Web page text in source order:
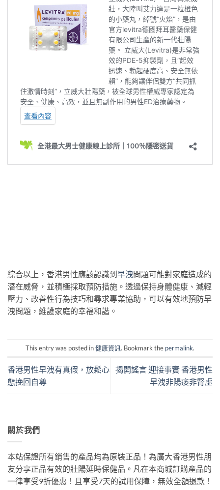
綜合以上，香港男性應該認識到 早洩問題可能對家庭造成的
潛在威脅，並積極採取預防措施。透過保持身體健康、減輕
壓力、改善性行為技巧和尋求專業協助，可以有效地預防早
洩問題，維護家庭的幸福和諧。
This entry was posted in健康資訊. Bookmark the permalink.
香港男性早洩有真假，放鬆心
態挽回自尊
揭開謠言 迎接事實 香港男性
早洩非陽痿非腎虛
關於我們
本站保證所有銷售的產品均為原裝正品！為廣大香港男性朋
友分享正品有效的壯陽延時保健品。凡在本商城訂購產品的
一律享受9折優惠！且享受7天的試用保障，無效全額退款！